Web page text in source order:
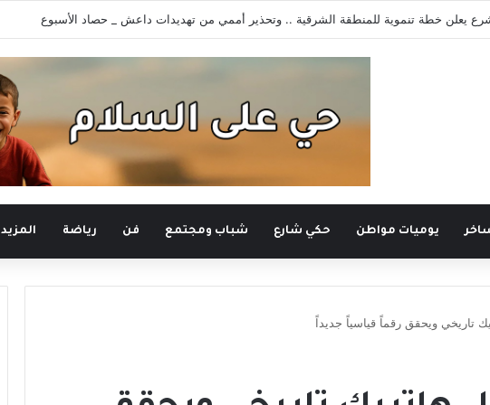
يعلن خطة تنموية للمنطقة الشرقية .. وتحذير أممي من تهديدات داعش _ حصاد الأسبوع
يوميات مواطن حكي شارع شباب ومجتمع فن رياضة المزيد
تاريخي ويحقق رقماً قياسياً جديداً